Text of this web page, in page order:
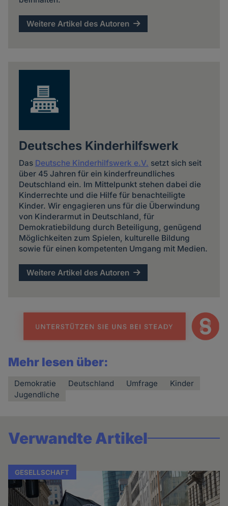
Weitere Artikel des Autoren
Deutsches Kinderhilfswerk
Das Deutsche Kinderhilfswerk e.V. setzt sich seit
über 45 Jahren für ein kinderfreundliches
Deutschland ein. Im Mittelpunkt stehen dabei die
Kinderrechte und die Hilfe für benachteiligte
Kinder. Wir engagieren uns für die Überwindung
von Kinderarmut in Deutschland, für
Demokratiebildung durch Beteiligung, genügend
Möglichkeiten zum Spielen, kulturelle Bildung
sowie für einen kompetenten Umgang mit Medien.
Weitere Artikel des Autoren
Mehr lesen über:
Demokratie Deutschland Umfrage
Kinder
Jugendliche
Verwandte Artikel
GESELLSCHAFT